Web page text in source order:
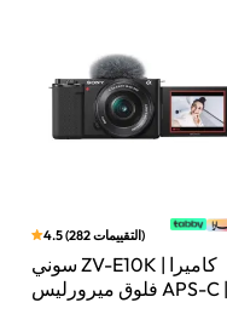
4.5(282التقييمات)
سوني ZV-E10K | كاميرا
فلوق ميرورليس APS-C |